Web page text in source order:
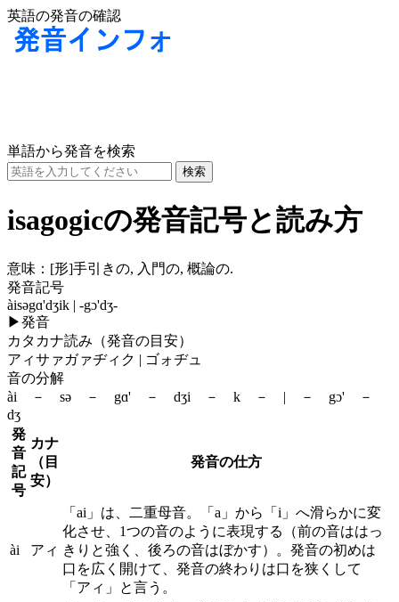
英語の発音の確認
単語から発音を検索
isagogicの発音記号と読み方
意味： [形]手引きの, 入門の, 概論の.
発音記号
àisəgɑ'dʒik | -gɔ'dʒ-
▶発音
カタカナ読み（発音の目安）
アィサァガァヂィク | ゴォヂュ
音の分解
ài － sə － gɑ' － dʒi － k － | － gɔ' －
dʒ
発
音
記
号
カナ
（目
安）
発音の仕方
ài アィ
「ai」は、二重母音。「a」から「i」へ滑らかに変
化させ、1つの音のように表現する（前の音ははっ
きりと強く、後ろの音はぼかす）。発音の初めは
口を広く開けて、発音の終わりは口を狭くして
「アィ」と言う。